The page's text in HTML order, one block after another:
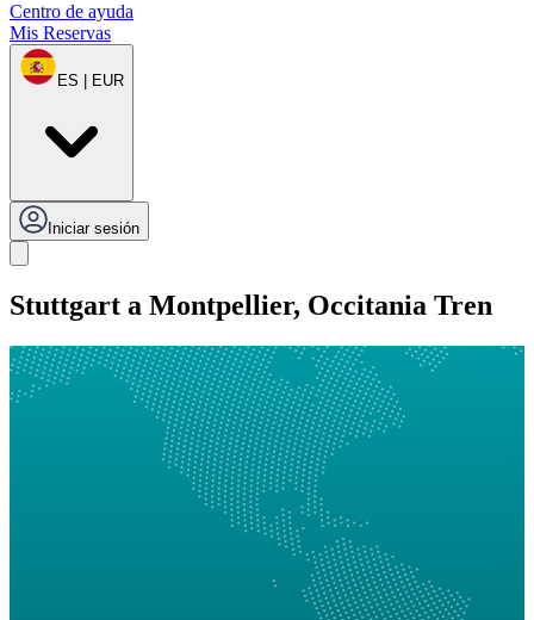
Centro de ayuda
Mis Reservas
ES | EUR
Iniciar sesión
Stuttgart a Montpellier, Occitania Tren